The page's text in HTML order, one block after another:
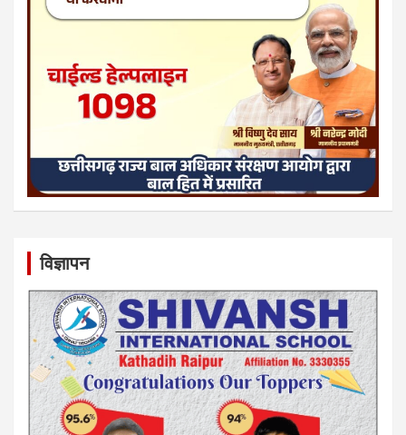
विज्ञापन